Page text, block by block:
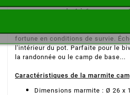
pour un groupe de 4 à 6 personnes.
fortune en conditions de survie.
l'intérieur du pot.Parfaite pour le
la randonnée ou le camp de base...
Caractéristiques de la marmite
Dimensions marmite : Ø 26 x